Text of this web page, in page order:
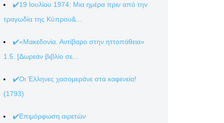
✔️19 Ιουλίου 1974: Μια ημέρα πριν από την
τραγωδία της Κύπρου&...
✔️«Μακεδονία. Αντίβαρο στην ηττοπάθεια»
1.5. [Δωρεάν βιβλίο σε...
✔️Οι Έλληνες χασομεράνε στα καφενεία!
(1793)
✔️Επιμόρφωση αιρετών